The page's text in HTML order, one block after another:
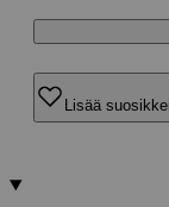
Lisää